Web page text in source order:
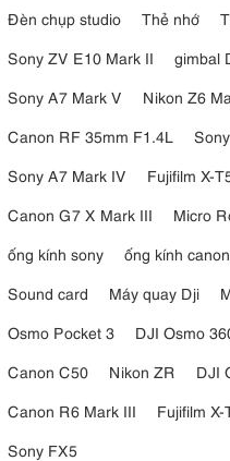
Đèn chụp studio
Thẻ nhớ
Sony ZV E10 Mark II
gimbal
Sony A7 Mark V
Nikon Z6
Canon RF 35mm F1.4L
Sony A7 Mark IV
Fujifilm X-
Canon G7 X Mark III
Micro
ống kính sony
ống kính canon
Sound card
Máy quay Dji
Osmo Pocket 3
DJI Osmo
Canon C50
Nikon ZR DJI
Canon R6 Mark III
Fujifilm X-
Sony FX5